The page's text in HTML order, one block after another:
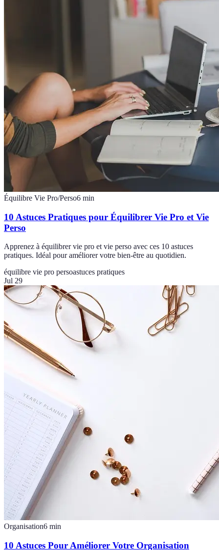
Équilibre Vie Pro/Perso6 min
10 Astuces Pratiques pour Équilibrer Vie Pro et Vie
Perso
Apprenez à équilibrer vie pro et vie perso avec ces 10 astuces
pratiques. Idéal pour améliorer votre bien-être au quotidien.
équilibre vie pro persoastuces pratiques
Jul 29
Organisation6 min
10 Astuces Pour Améliorer Votre Organisation